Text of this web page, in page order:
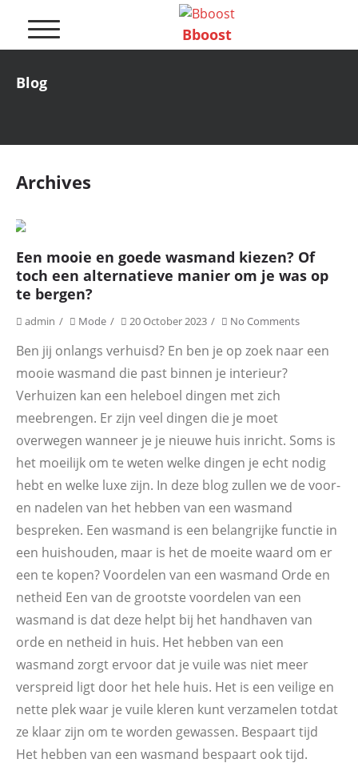
content
Bboost
Blog
Archives
Een mooie en goede wasmand kiezen? Of
toch een alternatieve manier om je was op
te bergen?
admin Mode 20 October 2023 No Comments
Ben jij onlangs verhuisd? En ben je op zoek naar een
mooie wasmand die past binnen je interieur?
Verhuizen kan een heleboel dingen met zich
meebrengen. Er zijn veel dingen die je moet
overwegen wanneer je je nieuwe huis inricht. Soms is
het moeilijk om te weten welke dingen je echt nodig
hebt en welke luxe zijn. In deze blog zullen we de voor-
en nadelen van het hebben van een wasmand
bespreken. Een wasmand is een belangrijke functie in
een huishouden, maar is het de moeite waard om er
een te kopen? Voordelen van een wasmand Orde en
netheid Een van de grootste voordelen van een
wasmand is dat deze helpt bij het handhaven van
orde en netheid in huis. Het hebben van een
wasmand zorgt ervoor dat je vuile was niet meer
verspreid ligt door het hele huis. Het is een veilige en
nette plek waar je vuile kleren kunt verzamelen totdat
ze klaar zijn om te worden gewassen. Bespaart tijd
Het hebben van een wasmand bespaart ook tijd.